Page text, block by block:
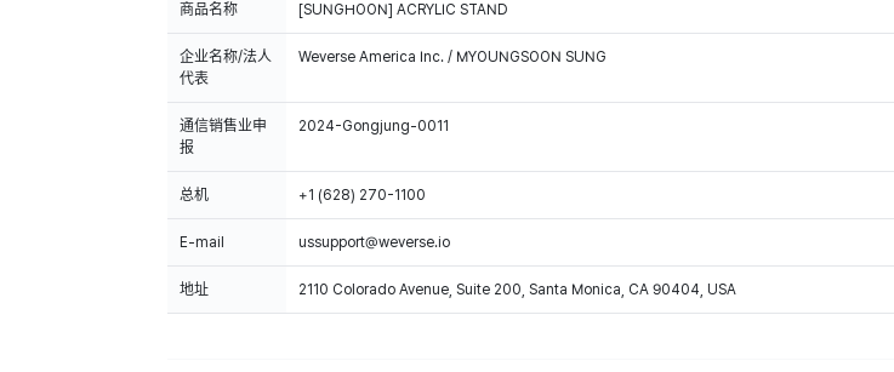
商品名称 [SUNGHOON] ACRYLIC STAND
企业名称/法人
代表
Weverse America Inc. / MYOUNGSOON SUNG
通信销售业申
报
2024-Gongjung-0011
总机 +1 (628) 270-1100
E-mail ussupport@weverse.io
地址 2110 Colorado Avenue, Suite 200, Santa Monica, CA 90404, USA